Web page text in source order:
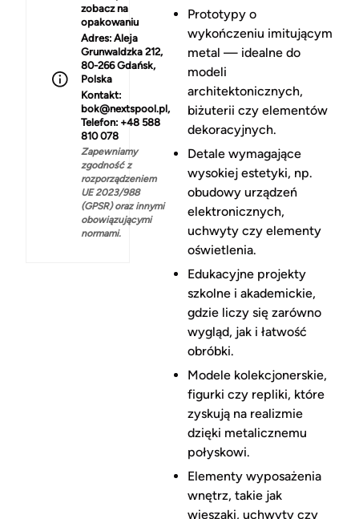
zobacz na
opakowaniu
Adres: Aleja
Grunwaldzka 212,
80-266 Gdańsk,
Polska
Kontakt:
bok@nextspool.pl,
Telefon: +48 588
810 078
Zapewniamy
zgodność z
rozporządzeniem
UE 2023/988
(GPSR) oraz innymi
obowiązującymi
normami.
Prototypy o
wykończeniu imitującym
metal — idealne do
modeli
architektonicznych,
biżuterii czy elementów
dekoracyjnych.
Detale wymagające
wysokiej estetyki, np.
obudowy urządzeń
elektronicznych,
uchwyty czy elementy
oświetlenia.
Edukacyjne projekty
szkolne i akademickie,
gdzie liczy się zarówno
wygląd, jak i łatwość
obróbki.
Modele kolekcjonerskie,
figurki czy repliki, które
zyskują na realizmie
dzięki metalicznemu
połyskowi.
Elementy wyposażenia
wnętrz, takie jak
wieszaki, uchwyty czy